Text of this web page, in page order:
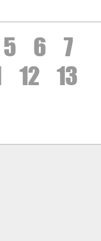
5 6 7
12 13